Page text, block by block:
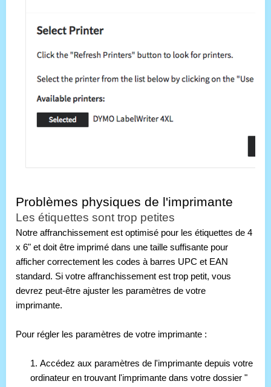
Problèmes physiques de l'imprimante
Les étiquettes sont trop petites
Notre affranchissement est optimisé pour les étiquettes de 4
x 6" et doit être imprimé dans une taille suffisante pour
afficher correctement les codes à barres UPC et EAN
standard. Si votre affranchissement est trop petit, vous
devrez peut-être ajuster les paramètres de votre
imprimante.
Pour régler les paramètres de votre imprimante :
1. Accédez aux paramètres de l'imprimante depuis votre
ordinateur en trouvant l'imprimante dans votre dossier "